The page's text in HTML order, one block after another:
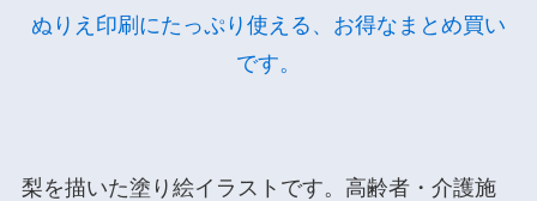
ぬりえ印刷にたっぷり使える、お得なまとめ買い
です。
梨を描いた塗り絵イラストです。高齢者・介護施